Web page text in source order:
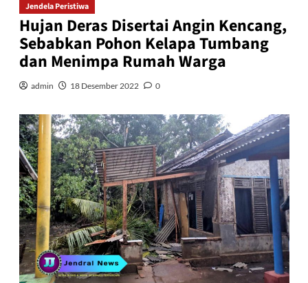
Jendela Peristiwa
Hujan Deras Disertai Angin Kencang,
Sebabkan Pohon Kelapa Tumbang
dan Menimpa Rumah Warga
admin 18 Desember 2022 0